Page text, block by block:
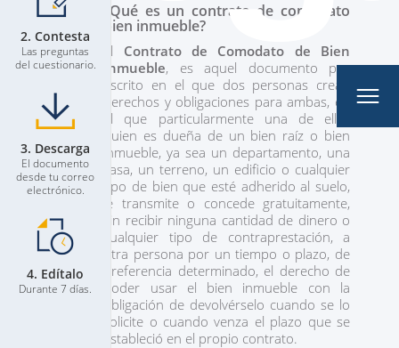
2. Contesta
Las preguntas
del cuestionario.
3. Descarga
El documento
desde tu correo
electrónico.
4. Edítalo
Durante 7 días.
¿Qué es un contrato de comodato
bien inmueble?
El Contrato de Comodato de Bien
Inmueble, es aquel documento por
escrito en el que dos personas crean
derechos y obligaciones para ambas, en
el que particularmente una de ellas
quien es dueña de un bien raíz o bien
inmueble, ya sea un departamento, una
casa, un terreno, un edificio o cualquier
tipo de bien que esté adherido al suelo,
le transmite o concede gratuitamente,
sin recibir ninguna cantidad de dinero o
cualquier tipo de contraprestación, a
otra persona por un tiempo o plazo, de
preferencia determinado, el derecho de
poder usar el bien inmueble con la
obligación de devolvérselo cuando se lo
solicite o cuando venza el plazo que se
estableció en el propio contrato.